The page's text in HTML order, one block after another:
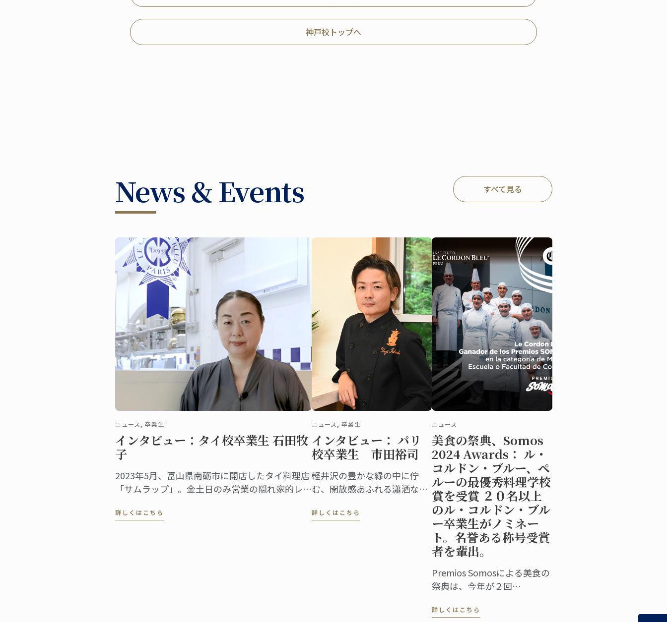
神戸校トップへ
News & Events すべて見る
ニュース, 卒業生
インタビュー：タイ校卒業生 石田牧
子
2023年5月、富山県南砺市に開店したタイ料理店
「サムラップ」。金土日のみ営業の隠れ家的レス
る名店として既に評判、地元客はもちろん、遠く
詳しくはこちら
ニュース, 卒業生
インタビュー： パリ
校卒業生 市田裕司
軽井沢の豊かな緑の中に佇
む、開放感あふれる瀟洒な建
ースには宝石のように美しい
詳しくはこちら
ニュース
美食の祭典、Somos
2024 Awards： ル・
コルドン・ブルー、ペ
ルーの最優秀料理学校
賞を受賞 ２０名以上
のル・コルドン・ブル
ー卒業生がノミネー
ト。名誉ある称号受賞
者を輩出。
Premios Somosによる美食の
祭典は、今年が２回
の投票者数は、5万1千人に上
詳しくはこちら